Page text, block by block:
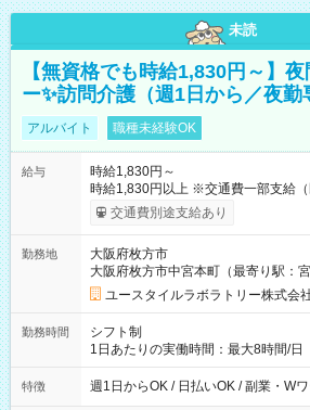
未読
【無資格でも時給1,830円～】
ー✨訪問介護（週1日から／夜
アルバイト 職種未経験OK
給与
時給1,830円～
時給1,830円以上 ※交通費一部支給
考慮して決定します 【収入例】 週1回勤務の場合：1,830円×8時
間×4回=5万8,560円 週3回勤務の場合：1,830円×8時間×12回
月 ※ 雇用形態と給与に、本採用時と
用形態：本採用時と同じです。 給与
交通費別途支給あり
勤務地
大阪府枚方市
大阪府枚方市中宮本町（最寄り駅：宮
ユースタイルラボラトリー株式会
勤務時間
シフト制
1日あたりの実働時間：最大8時間/日
00 ※週1日～OK ／ 夜勤専従 ＊＊ 勤務時間例 ＊＊ ■22時か
ら翌7時 ■23時から翌8時 ■24時から翌9時 な
特徴 週1日からOK / 日払いOK / 副業・W